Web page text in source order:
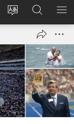
ဝ
ဘ်
ဆိုက်
ဘာသာစကား
ကို
ပြောင်း
Log
in
အသစ်
ဖွ
င့်
နေ
ပါ
JW.ORG
ရှာ
ပါ